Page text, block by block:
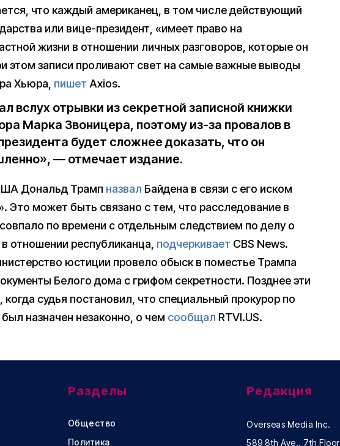
что каждый американец, в том числе действующий
или вице-президент, «имеет право на
жизни в отношении личных разговоров, которые он
этом записи проливают свет на самые важные выводы
Хьюра, пишет Axios.
вслух отрывки из секретной записной книжки
Марка Звоницера, поэтому из-за провалов в
будет сложнее доказать, что он
— отмечает издание.
Дональд Трамп назвал Байдена в связи с его иском
Это может быть связано с тем, что расследование в
по времени с отдельным следствием по делу о
отношении республиканца, подчеркивает CBS News.
юстиции провело обыск в поместье Трампа
Белого дома с грифом секретности. Позднее эти
судья постановил, что специальный прокурор по
назначен незаконно, о чем сообщал RTVI.US.
Разделы
Общество
Политика
Редакция
Overseas Media Inc.
589 8th Ave., 7th Floor